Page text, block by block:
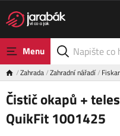
Menu
Zahrada Zahradní nářadí
Čistič okapů +
QuikFit 1001425